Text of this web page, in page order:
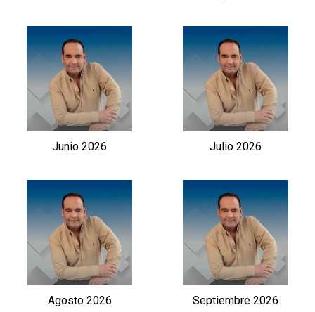
Junio 2026 Julio 2026
Agosto 2026 Septiembre 2026